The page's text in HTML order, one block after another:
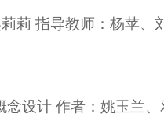
莉 指导教师：杨苹、
念设计 作者：姚玉兰